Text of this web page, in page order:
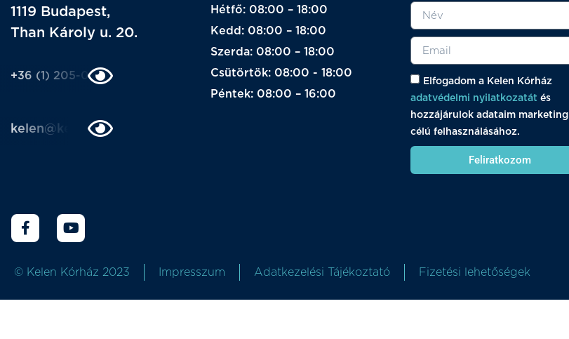
1119 Budapest,
Than Károly u. 20.
+36 (1) 205-0205
kelen@kelen.hu
Hétfő: 08:00 – 18:00
Kedd: 08:00 – 18:00
Szerda: 08:00 – 18:00
Csütörtök: 08:00 - 18:00
Péntek: 08:00 – 16:00
Elfogadom a Kelen Kórház
adatvédelmi nyilatkozatát és
hozzájárulok adataim marketing
célú felhasználásához.
Feliratkozom
© Kelen Kórház 2023 Impresszum Adatkezelési Tájékoztató Fizetési lehetőségek